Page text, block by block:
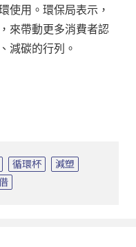
使用。環保局表示，
來帶動更多消費者認
減碳的行列。
循環杯
減塑